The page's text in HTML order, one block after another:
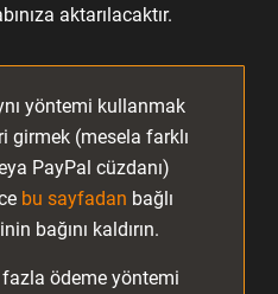
aktarılacaktır.
yöntemi kullanmak
girmek (mesela farklı
PayPal cüzdanı)
bu sayfadan bağlı
bağını kaldırın.
ödeme yöntemi